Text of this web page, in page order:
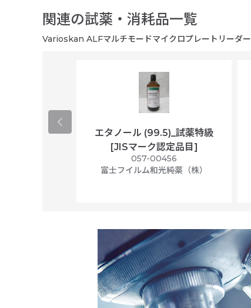
関連の試薬・消耗品一覧
Varioskan ALFマルチモードマイクロプレートリーダー
エタノール (99.5)_試薬特級
[JISマーク認定品目]
057-00456
富士フイルム和光純薬（株）